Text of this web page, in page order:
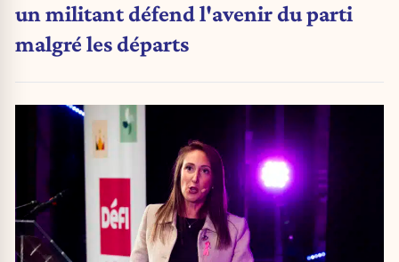
un militant défend l'avenir du parti
malgré les départs